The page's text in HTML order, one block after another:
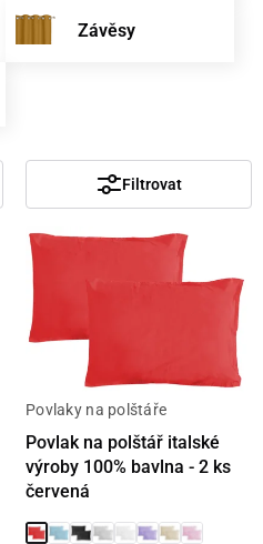
Závěsy
Filtrovat
Povlaky na polštáře
Povlak na polštář italské
výroby 100% bavlna - 2 ks
červená